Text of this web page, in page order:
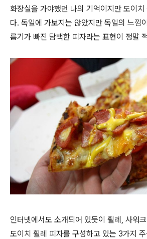
화장실을 가야했던 나의 기억이지만 도이
다. 독일에 가보지는 않았지만 독일의 느낌
름기가 빠진 담백한 피자라는 표현이 정말
인터넷에서도 소개되어 있듯이 휠레, 사워
도이치 휠레 피자를 구성하고 있는 3가지